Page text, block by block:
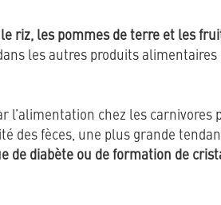
riz, les pommes de terre et les
les autres produits
l’alimentation chez les carnivores
des fèces, une plus grande
de diabète ou de formation de